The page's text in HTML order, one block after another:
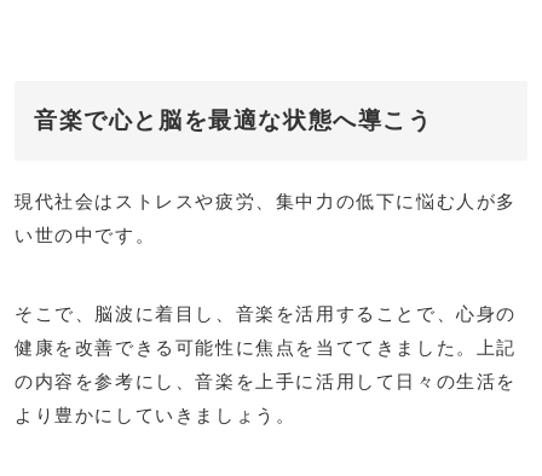
音楽で心と脳を最適な状態へ導こう
現代社会はストレスや疲労、集中力の低下に悩む人が多
い世の中です。
そこで、脳波に着目し、音楽を活用することで、心身の
健康を改善できる可能性に焦点を当ててきました。上記
の内容を参考にし、音楽を上手に活用して日々の生活を
より豊かにしていきましょう。